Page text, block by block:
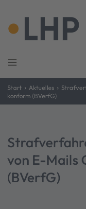
Start › Aktuelles ›
konform (BVerfG)
von E-Mails
(BVerfG)